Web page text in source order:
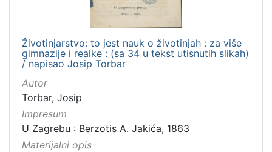
Životinjarstvo: to jest nauk o životinjah : za više
gimnazije i realke : (sa 34 u tekst utisnutih slikah)
/ napisao Josip Torbar
Autor
Torbar, Josip
Impresum
U Zagrebu : Berzotis A. Jakića, 1863
Materijalni opis